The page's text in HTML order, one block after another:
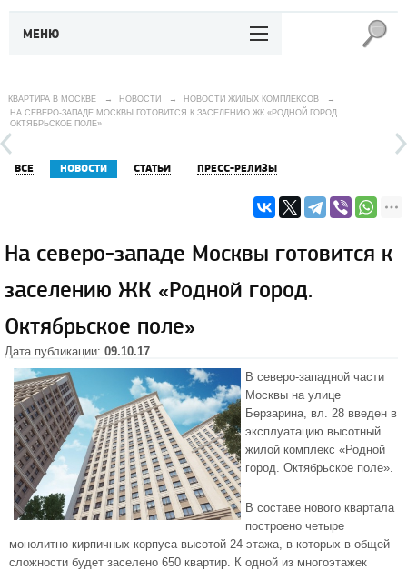
МЕНЮ
КВАРТИРА В МОСКВЕ → НОВОСТИ → НОВОСТИ ЖИЛЫХ КОМПЛЕКСОВ
→
НА СЕВЕРО-ЗАПАДЕ МОСКВЫ ГОТОВИТСЯ К ЗАСЕЛЕНИЮ ЖК «РОДНОЙ ГОРОД.
ОКТЯБРЬСКОЕ ПОЛЕ»
ВСЕ НОВОСТИ СТАТЬИ ПРЕСС-РЕЛИЗЫ
На северо-западе Москвы готовится к
заселению ЖК «Родной город.
Октябрьское поле»
Дата публикации: 09.10.17
В северо-западной части
Москвы на улице
Берзарина, вл. 28 введен в
эксплуатацию высотный
жилой комплекс «Родной
город. Октябрьское поле».
В составе нового квартала
построено четыре
монолитно-кирпичных корпуса высотой 24 этажа, в которых в общей
сложности будет заселено 650 квартир. К одной из многоэтажек